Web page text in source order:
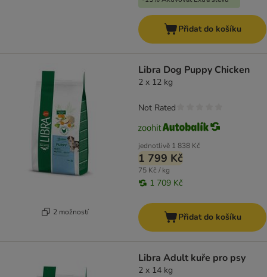
Přidat do košíku
2 možností
Libra Dog Puppy Chicken
2 x 12 kg
jednotlivě 1 838 Kč
1 799 Kč
75 Kč / kg
1 709 Kč
Not Rated
Přidat do košíku
Libra Adult kuře pro psy
2 x 14 kg